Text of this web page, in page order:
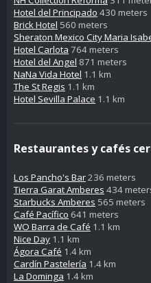
Hotel del Principado 430 meters
Brick Hotel 560 meters
Sheraton Mexico City Maria
Hotel Carlota 764 meters
Hotel del Angel 871 meters
NaNa Vida Hotel 1.1 km
The St Regis 1.1 km
Hotel Sevilla Palace 1.1 km
Restaurantes y cafés
Los Pancho's Bar236 meters
Tierra Garat Amberes 434
Starbucks Amberes 565 meters
Café Pacífico 641 meters
WO Barra de Café 1.1 km
Nice Day 1.1 km
Ágora Café 1.4 km
Cardín Pastelería 1.4 km
La Dominga 1.4 km